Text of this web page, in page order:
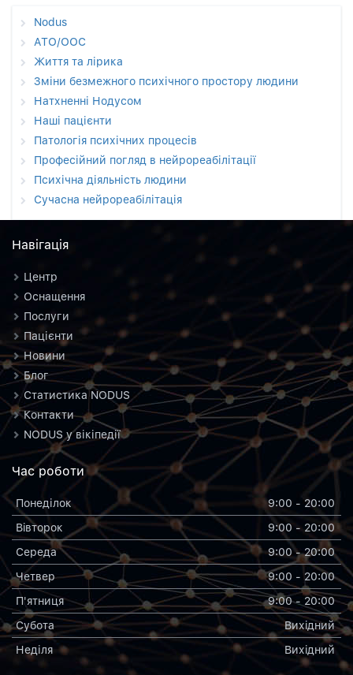
Nodus
АТО/ООС
Життя та лірика
Зміни безмежного психічного простору людини
Натхненні Нодусом
Наші пацієнти
Патологія психічних процесів
Професійний погляд в нейрореабілітації
Психічна діяльність людини
Сучасна нейрореабілітація
Навiгацiя
Центр
Оснащення
Послуги
Пацієнти
Новини
Блог
Статистика NODUS
Контакти
NODUS у вікіпедії
Час роботи
Понеділок
9:00 - 20:00
Вiвторок
9:00 - 20:00
Середа
9:00 - 20:00
Четвер
9:00 - 20:00
П'ятниця
9:00 - 20:00
Субота
Вихiдний
Неділя
Вихiдний